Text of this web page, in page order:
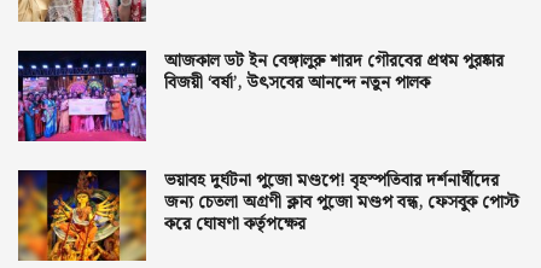
আজকাল ডট ইন বেঙ্গালুরু শারদ গৌরবের প্রথম পুরষ্কার
বিজয়ী ‘বর্ষা’, উৎসবের আনন্দে নতুন পালক
ভয়াবহ দুর্ঘটনা পুজো মণ্ডপে! বৃহস্পতিবার দর্শনার্থীদের
জন্য চেতলা অগ্রণী ক্লাব পুজো মণ্ডপ বন্ধ, ফেসবুক পোস্ট
করে ঘোষণা কর্তৃপক্ষের